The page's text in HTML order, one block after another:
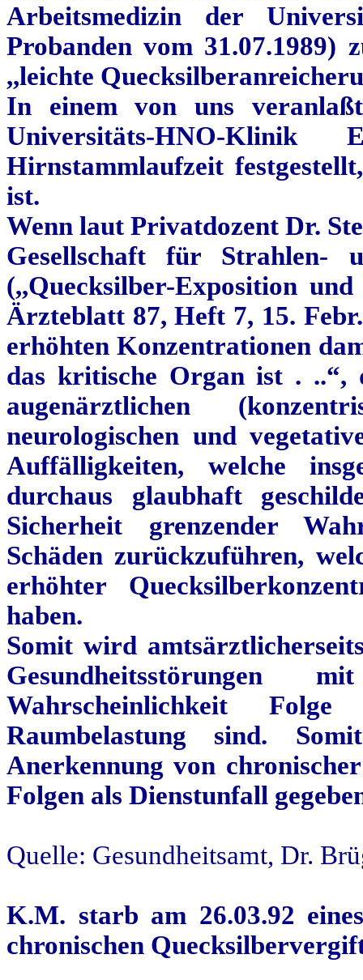
Arbeitsmedizin der
Probanden vom 31.07.1989)
,,leichte
In einem von uns
Universitäts-HNO-Klinik
Hirnstammlaufzeit
ist.
Wenn laut Privatdozent Dr.
Gesellschaft für Strahlen-
(,,Quecksilber-Exposition
Ärzteblatt 87, Heft 7, 15.
erhöhten Konzentrationen
das kritische Organ ist . ..“,
augenärztlichen
neurologischen und
Auffälligkeiten, welche
durchaus glaubhaft
Sicherheit grenzender
Schäden zurückzuführen,
erhöhter
haben.
Somit wird
Gesundheitsstörungen
Wahrscheinlichkeit
Raumbelastung sind.
Anerkennung von
Folgen als Dienstunfall
Quelle: Gesundheitsamt, Dr.
K.M. starb am 26.03.92
chronischen